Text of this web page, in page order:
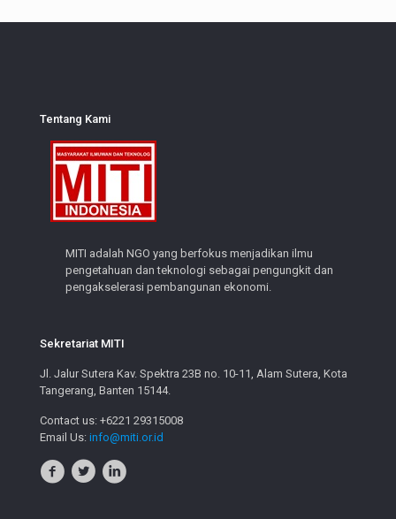
Tentang Kami
MITI adalah NGO yang berfokus menjadikan ilmu
pengetahuan dan teknologi sebagai pengungkit dan
pengakselerasi pembangunan ekonomi.
Sekretariat MITI
Jl. Jalur Sutera Kav. Spektra 23B no. 10-11, Alam Sutera, Kota
Tangerang, Banten 15144.
Contact us: +6221 29315008
Email Us: info@miti.or.id